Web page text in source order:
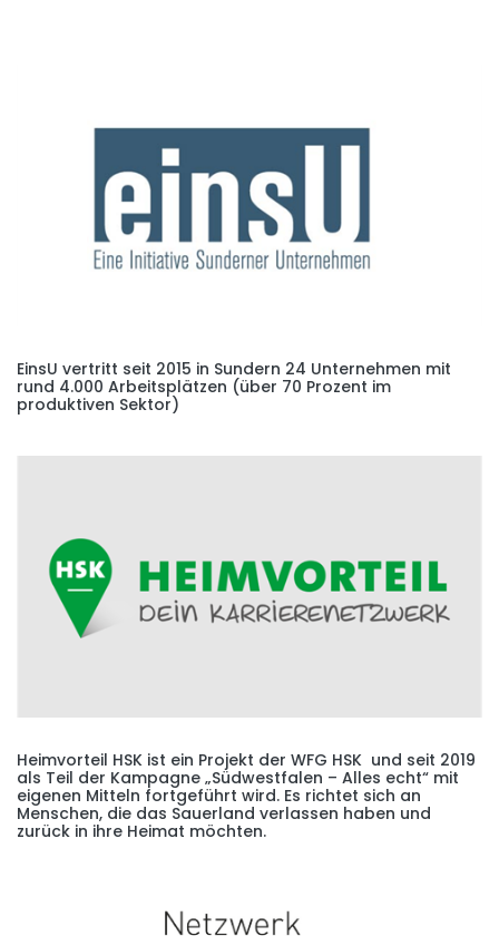
EinsU vertritt seit 2015 in Sundern 24 Unternehmen mit
rund 4.000 Arbeitsplätzen (über 70 Prozent im
produktiven Sektor)
Heimvorteil HSK ist ein Projekt der WFG HSK und seit 2019
als Teil der Kampagne „Südwestfalen – Alles echt“ mit
eigenen Mitteln fortgeführt wird. Es richtet sich an
Menschen, die das Sauerland verlassen haben und
zurück in ihre Heimat möchten.